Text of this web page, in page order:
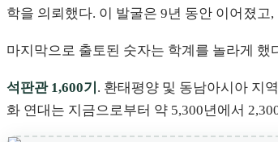
학을 의뢰했다. 이 발굴은 9년 동안 이어졌
마지막으로 출토된 숫자는 학계를 놀라게 했
석판관 1,600기 . 환태평양 및 동남아시아 지
화 연대는 지금으로부터 약 5,300년에서